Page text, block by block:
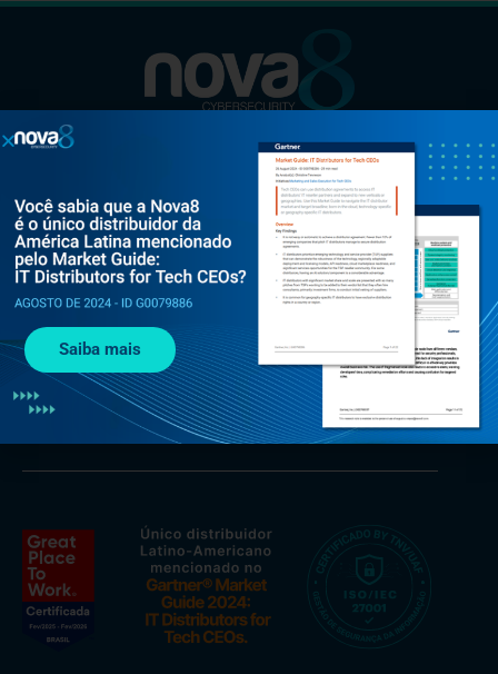
Al. Rio Negro, 585 - Torre Jaçarí - 13º andar Conjunto 134 -
Alphaville, Barueri - SP, 06454-000
+55 (11) 3375 0133
contato@nova8.com.br
Fale com a Nova8 pelo WhatsApp
Saiba mais